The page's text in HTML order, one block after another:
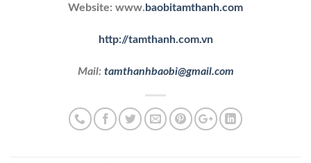
Website: www. baobitamthanh.com
http://tamthanh.com.vn
Mail: tamthanhbaobi@gmail.com